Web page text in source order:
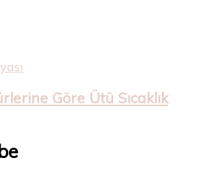
Göre Ütü Sıcaklık